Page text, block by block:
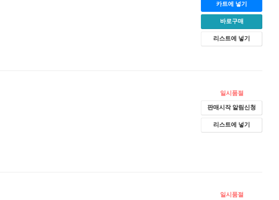
카트에 넣기
바로구매
리스트에 넣기
일시품절
판매시작 알림신청
리스트에 넣기
일시품절